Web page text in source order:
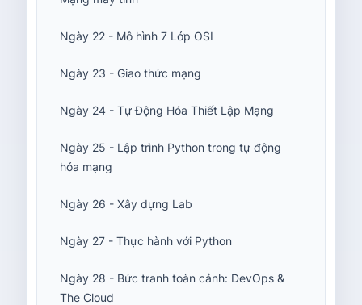
Ngày 22 - Mô hình 7 Lớp OSI
Ngày 23 - Giao thức mạng
Ngày 24 - Tự Động Hóa Thiết Lập Mạng
Ngày 25 - Lập trình Python trong tự động
hóa mạng
Ngày 26 - Xây dựng Lab
Ngày 27 - Thực hành với Python
Ngày 28 - Bức tranh toàn cảnh: DevOps &
The Cloud